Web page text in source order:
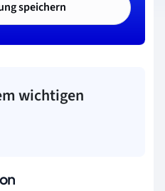
speichern
wichtigen